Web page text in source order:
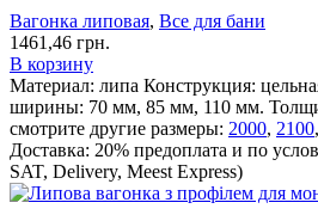
Вагонка липовая, Все для бани
1461,46 грн.
В корзину
Материал: липа Конструкция:
ширины: 70 мм, 85 мм, 110 мм.
смотрите другие размеры: 2000, 2100,
Доставка: 20% предоплата и по
SAT, Delivery, Meest Express)